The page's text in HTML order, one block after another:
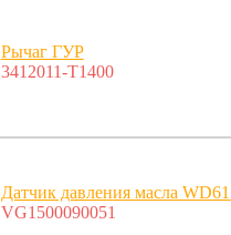
Рычаг ГУР
3412011-T1400
Датчик давления масла
VG1500090051